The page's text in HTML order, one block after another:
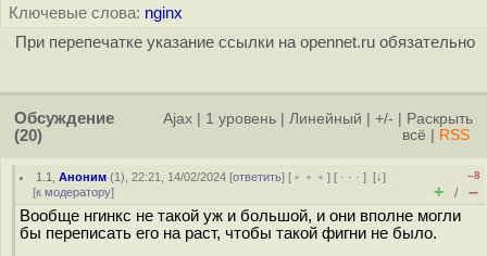
Ключевые слова: nginx
При перепечатке указание ссылки на opennet.ru обязательно
Обсуждение
(20)
Ajax 1 уровень Линейный +/-
Раскрыть
всё
RSS
1.1 ,Аноним (1), 22:21, 14/02/2024 [ответить] [ ﹢﹢﹢] [ · · ·][↓]
[к модератору]
–8
+ / –
Вообще нгинкс не такой уж и большой, и они вполне могли
бы переписать его на раст, чтобы такой фигни не было.